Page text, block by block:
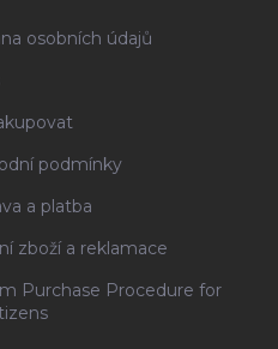
osobních údajů
podmínky
a platba
zboží a reklamace
Purchase Procedure for